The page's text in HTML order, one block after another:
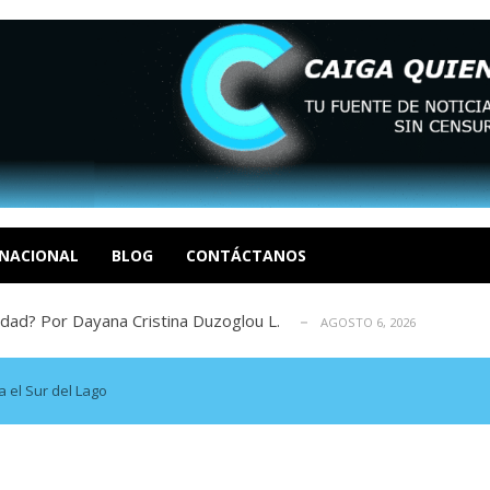
BLOG CONTÁCTANOS
de derechos humanos en el Minister... AGOSTO 6, 2026
un mercado impulsado por el auge de... AGOSTO 6, 2026
La Guaira que hasta ahora no había ...
Por Dayana Cristina Duzoglou L.
apagones y promesas incumplidas... AGOSTO 6, 2026
de derechos humanos en el Minister... AGOSTO 6, 2026
un mercado impulsado por el auge de...
en La Guaira que hasta ahora no había ... AGOSTO 6, 2026
el Sur del Lago